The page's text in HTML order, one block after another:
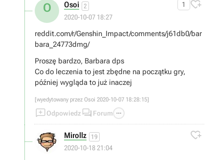
O Osoi 2
2020-10-07 18:27
1 
reddit.com/r/Genshin_Impact/comments/j61db0/bar
bara_24773dmg/
Proszę bardzo, Barbara dps
Co do leczenia to jest zbędne na początku gry,
później wygląda to już inaczej
[wyedytowany przez Osoi 2020-10-07 18:28:15]
Odpowiedz  Forum 
Mirollz 19
2020-10-18 21:04
